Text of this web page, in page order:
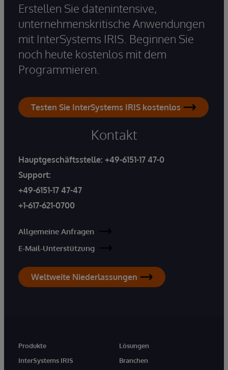
Erstellen Sie datenintensive,
unternehmenskritische Anwendungen
mit InterSystems IRIS. Beginnen Sie
noch heute kostenlos mit dem
Programmieren.
Testen Sie InterSystems IRIS kostenlos
Kontakt
Hauptgeschäftsstelle: +49-6151-17 47-0
Support:
+49-6151-17 47-47
+1-617-621-0700
Allgemeine Anfragen
E-Mail-Unterstützung
Weltweite Niederlassungen
Produkte
InterSystems IRIS
Lösungen
Branchen